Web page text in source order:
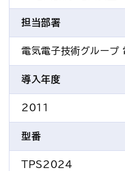
担当部署
電気電子技術グループ
導入年度
2011
型番
TPS2024